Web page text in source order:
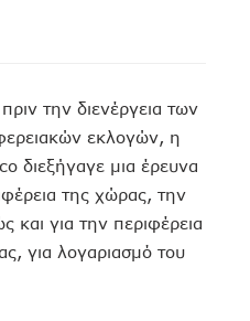
την διενέργεια των
εκλογών, η
διεξήγαγε μια έρευνα
της χώρας, την
και για την περιφέρεια
για λογαριασμό του